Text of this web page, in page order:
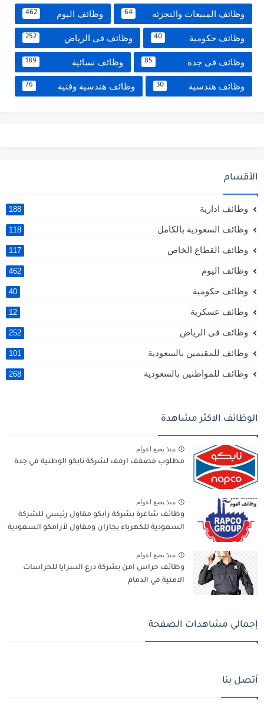
وظائف المبيعات والتجزئه 64 وظائف اليوم 462
وظائف حكومية 40 وظائف فى الرياض 252
وظائف فى جدة 85 وظائف نسائية 189
وظائف هندسية 30 وظائف هندسية وفنية 76
الأقسام
وظائف ادارية 188
وظائف السعودية بالكامل 118
وظائف القطاع الخاص 117
وظائف اليوم 462
وظائف حكومية 40
وظائف عسكرية 12
وظائف فى الرياض 252
وظائف للمقيمين بالسعودية 101
وظائف للمواطنين بالسعودية 268
الوظائف الاكثر مشاهدة
منذ بضع اعوام
مطلوب مصفف ارفف لشركة نابكو الوطنية في جدة
منذ بضع اعوام
وظائف شاغرة بشركة رابكو مقاول رئيسي للشركة
السعودية للكهرباء بجازان ومقاول لأرامكو السعودية
منذ بضع اعوام
وظائف حراس امن بشركة درع السرايا للحراسات
الامنية في الدمام
إجمالي مشاهدات الصفحة
أتصل بنا